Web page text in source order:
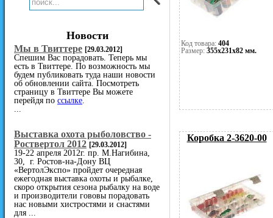
Новости
Мы в Твиттере [29.03.2012]
Спешим Вас порадовать. Теперь мы
есть в Твиттере. По возможность мы
будем публиковать туда наши новости
об обновлении сайта. Посмотреть
страницу в Твиттере Вы можете
перейдя по ссылке
Выставка охота рыболовство -
Роствертол 2012 [29.03.2012]
19-22 апреля 2012г. пр. М.Нагибина,
30, г. Ростов-на-Дону ВЦ
«ВертолЭкспо» пройдет очередная
ежегодная выставка охоты и рыбалке,
скоро открытия сезона рыбалку на воде
и производители гововы порадовать
нас новыми хистростями и снастями
для ...
Код товара: 404
Размер: 355х231х82 мм.
Коробка 2-3620-00